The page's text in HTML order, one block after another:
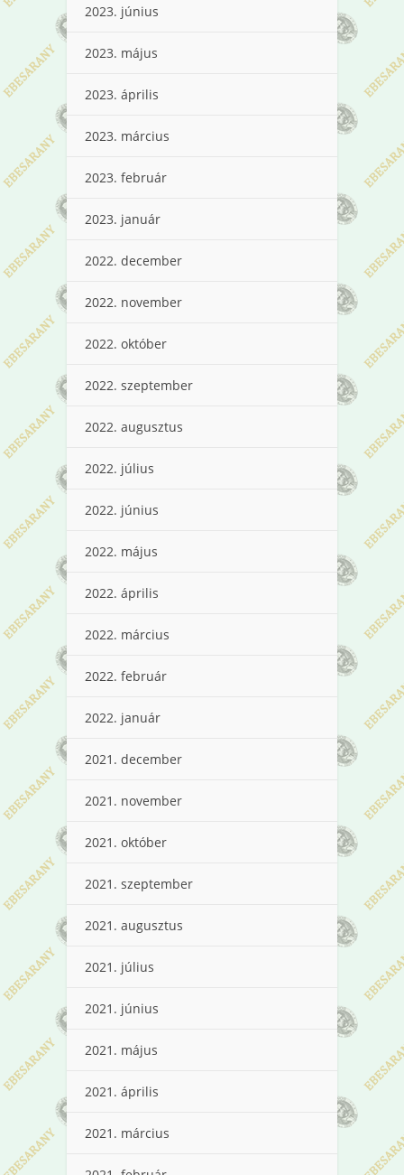
2023. június
2023. május
2023. április
2023. március
2023. február
2023. január
2022. december
2022. november
2022. október
2022. szeptember
2022. augusztus
2022. július
2022. június
2022. május
2022. április
2022. március
2022. február
2022. január
2021. december
2021. november
2021. október
2021. szeptember
2021. augusztus
2021. július
2021. június
2021. május
2021. április
2021. március